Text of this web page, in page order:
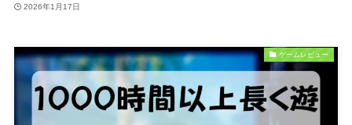
2026年1月17日
ゲームレビュー